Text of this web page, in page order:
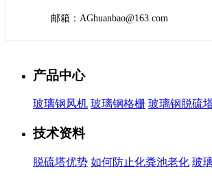
邮箱：AGhuanbao@163.com
产品中心
玻璃钢风机 玻璃钢格栅 玻璃钢脱硫
技术资料
脱硫塔优势 如何防止化粪池老化 玻